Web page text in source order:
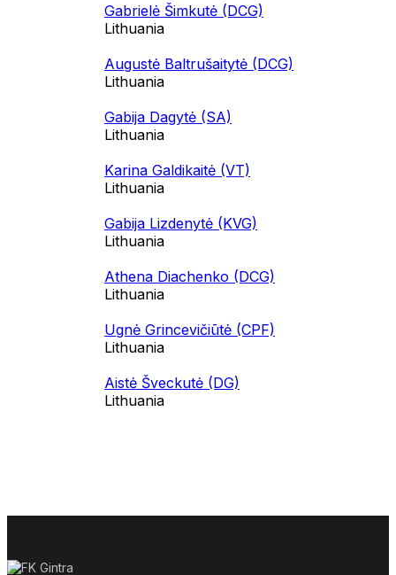
Gabrielė Šimkutė (DCG)
Lithuania
Augustė Baltrušaitytė (DCG)
Lithuania
Gabija Dagytė (SA)
Lithuania
Karina Galdikaitė (VT)
Lithuania
Gabija Lizdenytė (KVG)
Lithuania
Athena Diachenko (DCG)
Lithuania
Ugnė Grincevičiūtė (CPF)
Lithuania
Aistė Šveckutė (DG)
Lithuania